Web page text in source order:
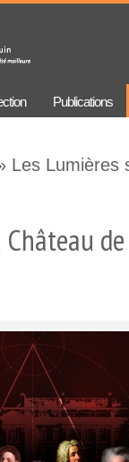
Publications
Les Lumières